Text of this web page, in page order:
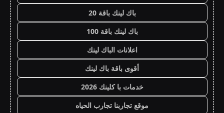
باك لينك باقة 20
باك لينك باقة 100
اعلانات الباك لينك
أقوى باقة باك لينك
خدمات با كلينك 2026
موقع تجاربنا تجارب الحياه